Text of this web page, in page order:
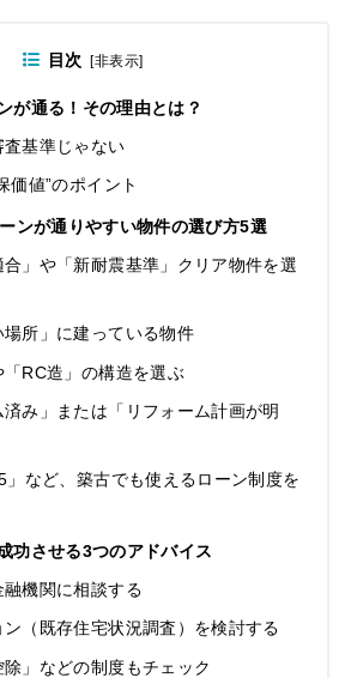
目次 非表示]
が通る！その理由とは？
基準じゃない
価値”のポイント
ンが通りやすい物件の選び方5選
」や「新耐震基準」クリア物件を選
所」に建っている物件
RC造」の構造を選ぶ
み」または「リフォーム計画が明
など、築古でも使えるローン制度を
功させる3つのアドバイス
機関に相談する
（既存住宅状況調査）を検討する
除」などの制度もチェック